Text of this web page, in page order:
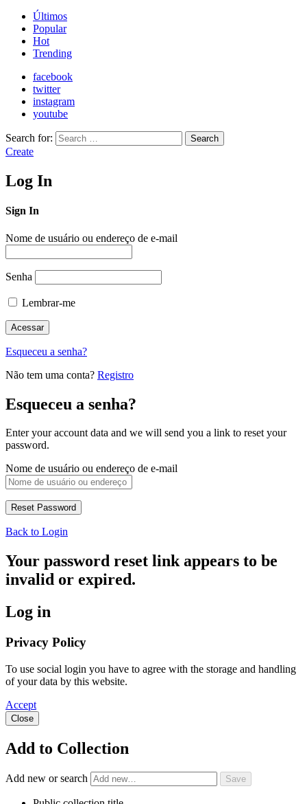
Últimos
Popular
Hot
Trending
facebook
twitter
instagram
youtube
Search for: Search
Create
Log In
Sign In
Nome de usuário ou endereço de e-mail
Senha
Lembrar-me
Esqueceu a senha?
Não tem uma conta? Registro
Esqueceu a senha?
Enter your account data and we will send you a link to reset your
password.
Nome de usuário ou endereço de e-mail
Back to Login
Your password reset link appears to be
invalid or expired.
Log in
Privacy Policy
To use social login you have to agree with the storage and handling
of your data by this website.
Accept
Close
Add to Collection
Add new or search